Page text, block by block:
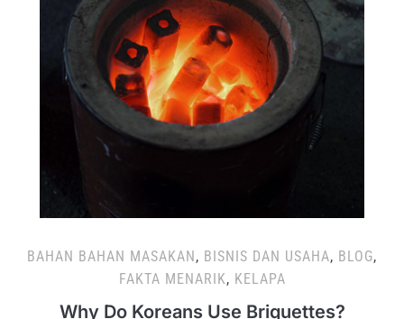
BAHAN BAHAN MASAKAN , BISNIS DAN USAHA, BLOG,
FAKTA MENARIK, KELAPA
Why Do Koreans Use Briquettes?